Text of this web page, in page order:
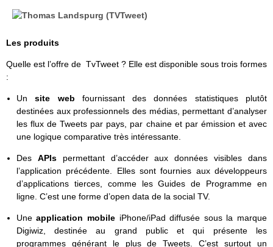
Les produits
Quelle est l’offre de TvTweet ? Elle est disponible sous trois formes
:
Unsite web fournissant des données statistiques plutôt
destinées aux professionnels des médias, permettant d’analyser
les flux de Tweets par pays, par chaine et par émission et avec
une logique comparative très intéressante.
Des APIspermettant d’accéder aux données visibles dans
l’application précédente. Elles sont fournies aux développeurs
d’applications tierces, comme les Guides de Programme en
ligne. C’est une forme d’open data de la social TV.
Uneapplication mobile iPhone/iPad diffusée sous la marque
Digiwiz, destinée au grand public et qui présente les
programmes générant le plus de Tweets. C’est surtout un